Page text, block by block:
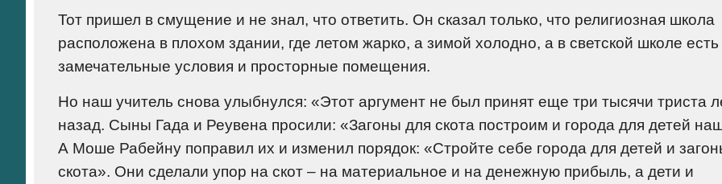
Тот пришел в смущение и не знал, что ответить. Он сказал только, что религиозная школа
расположена в плохом здании, где летом жарко, а зимой холодно, а в светской школе есть
замечательные условия и просторные помещения.
Но наш учитель снова улыбнулся: «Этот аргумент не был принят еще три тысячи триста
назад. Сыны Гада и Реувена просили: «Загоны для скота построим и города для детей
А Моше Рабейну поправил их и изменил порядок: «Стройте себе города для детей и
скота». Они сделали упор на скот – на материальное и на денежную прибыль, а дети и